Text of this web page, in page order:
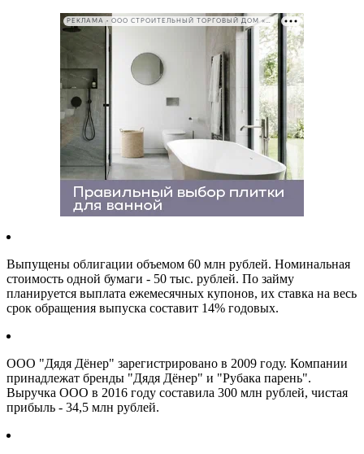
РЕКЛАМА • ООО СТРОИТЕЛЬНЫЙ ТОРГОВЫЙ ДОМ «ПЕТРОВИЧ». ИНН: 7802348846
Выпущены облигации объемом 60 млн рублей. Номинальная
стоимость одной бумаги - 50 тыс. рублей. По займу
планируется выплата ежемесячных купонов, их ставка на весь
срок обращения выпуска составит 14% годовых.
ООО "Дядя Дёнер" зарегистрировано в 2009 году. Компании
принадлежат бренды "Дядя Дёнер" и "Рубака парень".
Выручка ООО в 2016 году составила 300 млн рублей, чистая
прибыль - 34,5 млн рублей.